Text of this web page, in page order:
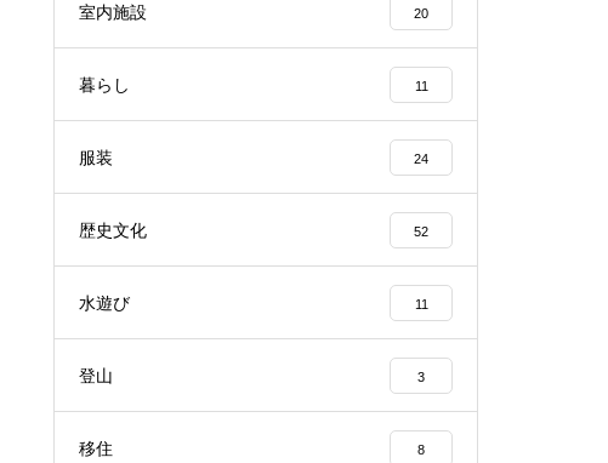
室内施設 20
暮らし 11
服装 24
歴史文化 52
水遊び 11
登山 3
移住 8